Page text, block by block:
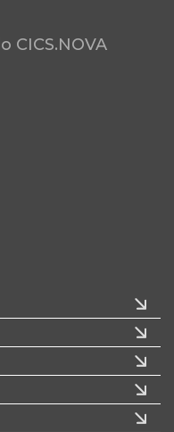
CICS.NOVA